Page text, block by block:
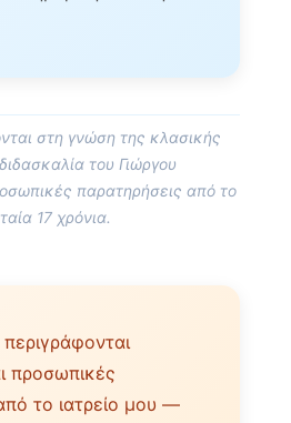
στη γνώση της κλασικής
του Γιώργου
παρατηρήσεις από το
17 χρόνια.
προσωπικές
το ιατρείο μου —